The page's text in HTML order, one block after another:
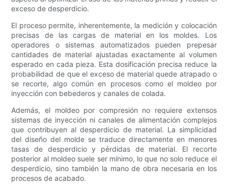
exceso de desperdicio.
El proceso permite, inherentemente, la medición y colocación
precisas de las cargas de material en los moldes. Los
operadores o sistemas automatizados pueden prepesar
cantidades de material ajustadas exactamente al volumen
esperado en cada pieza. Esta dosificación precisa reduce la
probabilidad de que el exceso de material quede atrapado o
se recorte, algo común en procesos como el moldeo por
inyección con bebederos y canales de colada.
Además, el moldeo por compresión no requiere extensos
sistemas de inyección ni canales de alimentación complejos
que contribuyen al desperdicio de material. La simplicidad
del diseño del molde se traduce directamente en menores
tasas de desperdicio y pérdidas de material. El recorte
posterior al moldeo suele ser mínimo, lo que no solo reduce el
desperdicio, sino también la mano de obra necesaria en los
procesos de acabado.